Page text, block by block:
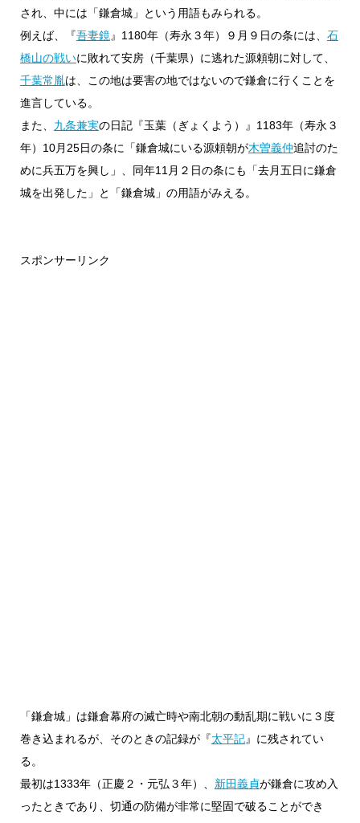
され、中には「鎌倉城」という用語もみられる。
例えば、『吾妻鏡』1180年（寿永３年）９月９日の条には、 石
橋山の戦いに敗れて安房（千葉県）に逃れた源頼朝に対して、
千葉常胤は、この地は要害の地ではないので鎌倉に行くことを
進言している。
また、 九条兼実の日記『玉葉（ぎょくよう）』1183年（寿永３
年）10月25日の条に「鎌倉城にいる源頼朝が木曽義仲追討のた
めに兵五万を興し」、同年11月２日の条にも「去月五日に鎌倉
城を出発した」と「鎌倉城」の用語がみえる。
スポンサーリンク
「鎌倉城」は鎌倉幕府の滅亡時や南北朝の動乱期に戦いに３度
巻き込まれるが、そのときの記録が『太平記』に残されてい
る。
最初は1333年（正慶２・元弘３年）、 新田義貞が鎌倉に攻め入
ったときであり、切通の防備が非常に堅固で破ることができ